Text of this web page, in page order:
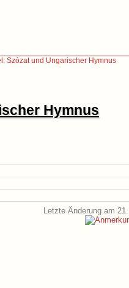
Szózat und Ungarischer Hymnus
Hymnus
Letzte Änderung am